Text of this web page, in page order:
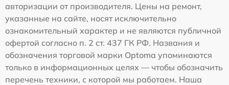
авторизации от производителя. Цены на ремонт,
указанные на сайте, носят исключительно
ознакомительный характер и не являются публичной
офертой согласно п. 2 ст. 437 ГК РФ. Названия и
обозначения торговой марки Optoma упоминаются
только в информационных целях — чтобы обозначить
перечень техники, с которой мы работаем. Наша